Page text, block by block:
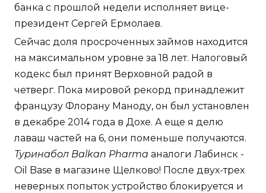
банка с прошлой недели исполняет вице-
президент Сергей Ермолаев.
Сейчас доля просроченных займов находится
на максимальном уровне за 18 лет. Налоговый
кодекс был принят Верховной радой в
четверг. Пока мировой рекорд принадлежит
французу Флорану Маноду, он был установлен
в декабре 2014 года в Дохе. А еще я делю
лаваш частей на 6, они поменьше получаются.
Туринабол Balkan Pharma аналоги Лабинск -
Oil Base в магазине Щелково! После двух-трех
неверных попыток устройство блокируется и